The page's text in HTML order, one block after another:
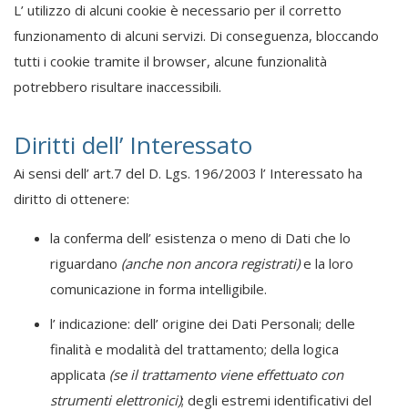
L’ utilizzo di alcuni cookie è necessario per il corretto
funzionamento di alcuni servizi. Di conseguenza, bloccando
tutti i cookie tramite il browser, alcune funzionalità
potrebbero risultare inaccessibili.
Diritti dell’ Interessato
Ai sensi dell’ art.7 del D. Lgs. 196/2003 l’ Interessato ha
diritto di ottenere:
la conferma dell’ esistenza o meno di Dati che lo
riguardano (anche non ancora registrati)e la loro
comunicazione in forma intelligibile.
l’ indicazione: dell’ origine dei Dati Personali; delle
finalità e modalità del trattamento; della logica
applicata (se il trattamento viene effettuato con
strumenti elettronici); degli estremi identificativi del